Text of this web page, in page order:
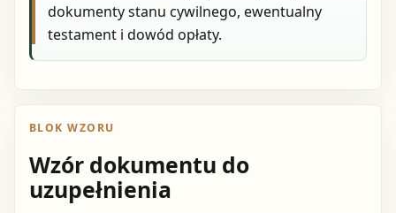
dokumenty stanu cywilnego, ewentualny
testament i dowód opłaty.
BLOK WZORU
Wzór dokumentu do
uzupełnienia